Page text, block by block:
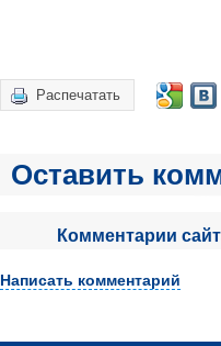
Распечатать
Оставить
Комментарии
Написать комментарий